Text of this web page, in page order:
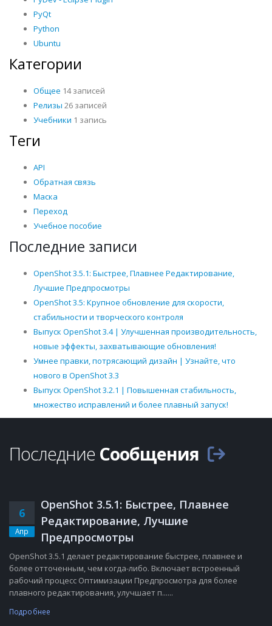
PyQt
Python
Ubuntu
Категории
Общее 14 записей
Релизы 26 записей
Учебники 1 запись
Теги
API
Обратная связь
Маска
Переход
Учебное пособие
Последние записи
OpenShot 3.5.1: Быстрее, Плавнее Редактирование,
Лучшие Предпросмотры
OpenShot 3.5: Крупное обновление для скорости,
стабильности и творческого контроля
Выпуск OpenShot 3.4 | Улучшенная производительность,
новые эффекты, захватывающие обновления!
Умнее правки, потрясающий дизайн | Узнайте, что
нового в OpenShot 3.3
Выпуск OpenShot 3.2.1 | Повышенная стабильность,
множество исправлений и более плавный запуск!
Последние Сообщения
6
Апр
OpenShot 3.5.1: Быстрее, Плавнее
Редактирование, Лучшие
Предпросмотры
OpenShot 3.5.1 делает редактирование быстрее, плавнее и
более отточенным, чем когда-либо. Включает встроенный
рабочий процесс Оптимизации Предпросмотра для более
плавного редактирования, улучшает п......
Подробнее